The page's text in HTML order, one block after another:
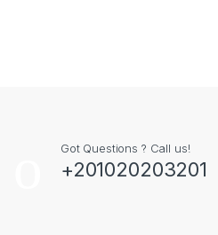
Got Questions ? Call us!
+201020203201